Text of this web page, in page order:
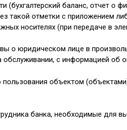
(бухгалтерский баланс, отчет о
такой отметки с приложением
носителях (при передаче в
о юридическом лице в
с информацией об
объектом
банка, необходимые для